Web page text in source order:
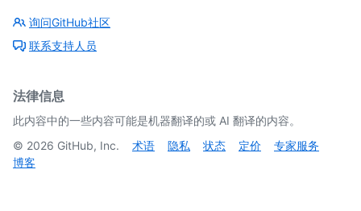
询问GitHub社区
联系支持人员
法律信息
此内容中的一些内容可能是机器翻译的或 AI 翻译的内容。
© 2026 GitHub, Inc. 术语 隐私 状态 定价
专家服务
博客